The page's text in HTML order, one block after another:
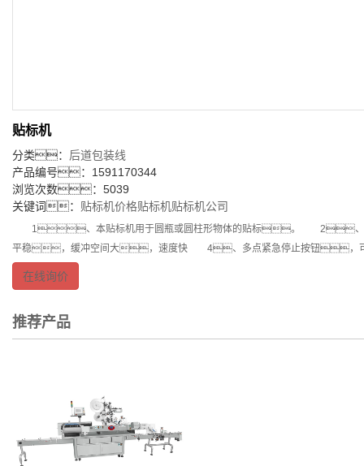
贴标机
分类： 后道包装线
产品编号：1591170344
浏览次数：5039
关键词： 贴标机价格贴标机贴标机公司
1、本贴标机用于圆瓶或圆柱形物体的贴标。 2、分
平稳，缓冲空间大，速度快 4、多点紧急停止按钮，可于
在线询价
推荐产品